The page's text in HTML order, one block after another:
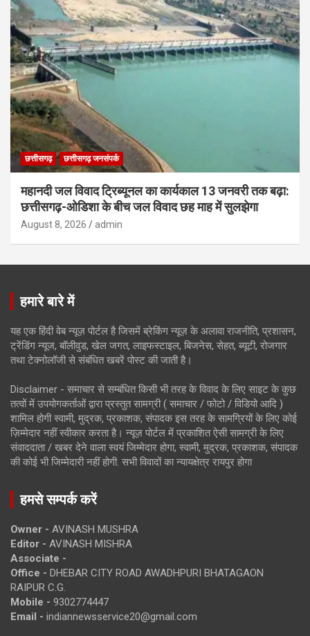
छत्तीसगढ़ छत्तीसगढ़ जनसंपर्क
महानदी जल विवाद ट्रिब्यूनल का कार्यकाल 13 जनवरी तक बढ़ा:
छत्तीसगढ़-ओडिशा के बीच जल विवाद छह माह में सुलझेगा
August 8, 2026 admin
हमारे बारे में
यह एक हिंदी वेब न्यूज़ पोर्टल है जिसमें ब्रेकिंग न्यूज़ के अलावा राजनीति, प्रशासन,
ट्रेंडिंग न्यूज, बॉलीवुड, खेल जगत, लाइफस्टाइल, बिजनेस, सेहत, ब्यूटी, रोजगार
तथा टेक्नोलॉजी से संबंधित खबरें पोस्ट की जाती है।
Disclaimer - समाचार से सम्बंधित किसी भी तरह के विवाद के लिए साइट के कुछ
तत्वों में उपयोगकर्ताओं द्वारा प्रस्तुत सामग्री ( समाचार / फोटो / विडियो आदि )
शामिल होगी स्वामी, मुद्रक, प्रकाशक, संपादक इस तरह के सामग्रियों के लिए कोई
ज़िम्मेदार नहीं स्वीकार करता है। न्यूज़ पोर्टल में प्रकाशित ऐसी सामग्री के लिए
संवाददाता / खबर देने वाला स्वयं जिम्मेदार होगा, स्वामी, मुद्रक, प्रकाशक, संपादक
की कोई भी जिम्मेदारी नहीं होगी. सभी विवादों का न्यायक्षेत्र रायपुर होगा
हमसे सम्पर्क करें
Owner - AVINASH MUSHRA
Editor - AVINASH MISHRA
Associate -
Office - DHEBAR CITY ROAD AWADHPURI BHATAGAON
RAIPUR C.G.
Mobile - 9302774447
Email - indiannewsservice20@gmail.com